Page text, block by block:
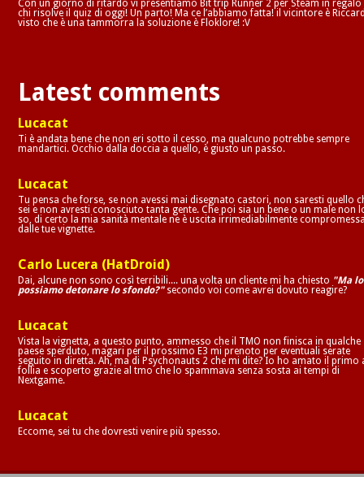
Con un giorno di ritardo vi presentiamo Bit trip Runner 2 per Steam in regalo
chi risolve il quiz di oggi! Un parto! Ma ce l’abbiamo fatta! il vicintore è
visto che è una tammorra la soluzione è Floklore! :V
Latest comments
Lucacat
Ti è andata bene che non eri sotto il cesso, ma qualcuno potrebbe sempre
mandartici. Occhio dalla doccia a quello, è giusto un passo.
Lucacat
Tu pensa che forse, se non avessi mai disegnato castori, non saresti quello
sei e non avresti conosciuto tanta gente. Che poi sia un bene o un male non
so, di certo la mia sanità mentale ne è uscita irrimediabilmente
dalle tue vignette.
Carlo Lucera (HatDroid)
Dai, alcune non sono così terribili.... una volta un cliente mi ha chiesto "Ma lo
possiamo detonare lo sfondo?"secondo voi come avrei dovuto reagire?
Lucacat
Vista la vignetta, a questo punto, ammesso che il TMO non finisca in qualche
paese sperduto, magari per il prossimo E3 mi prenoto per eventuali serate
seguito in diretta. Ah, ma di Psychonauts 2 che mi dite? Io ho amato il primo
follia e scoperto grazie al tmo che lo spammava senza sosta ai tempi di
Nextgame.
Lucacat
Eccome, sei tu che dovresti venire più spesso.